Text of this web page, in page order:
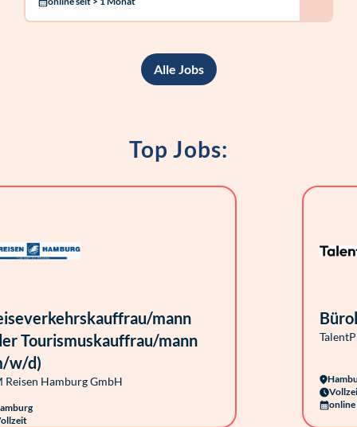
Alle Jobs
Top Jobs:
mann
Tourismuskauffrau/mann
w/d)
Reisen Hamburg GmbH
online